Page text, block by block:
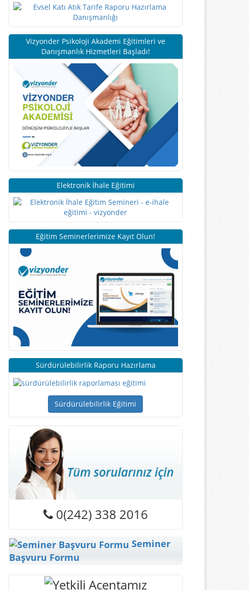
Vizyonder Psikoloji Akademi Eğitimleri ve
Danışmanlık Hizmetleri Başladı!
Elektronik İhale Eğitimi
Eğitim Seminerlerimize Kayıt Olun!
Sürdürülebilirlik Raporu Hazırlama
Sürdürülebilirlik Eğitimi
0(242) 338 2016
Seminer
Başvuru Formu